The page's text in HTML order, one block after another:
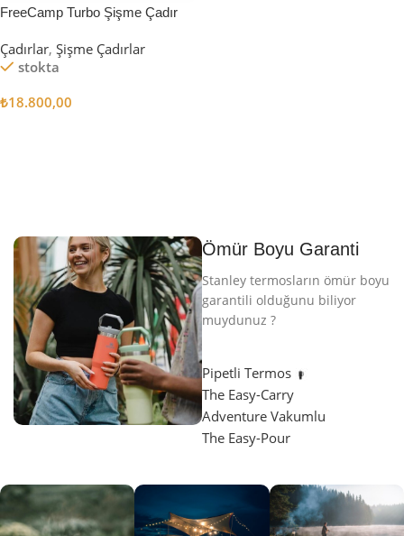
FreeCamp Turbo Şişme Çadır
Çadırlar, Şişme Çadırlar
stokta
₺18.800,00
Ömür Boyu Garanti
Stanley termosların ömür boyu
garantili olduğunu biliyor
muydunuz ?
Pipetli Termos
The Easy-Carry
Adventure Vakumlu
The Easy-Pour